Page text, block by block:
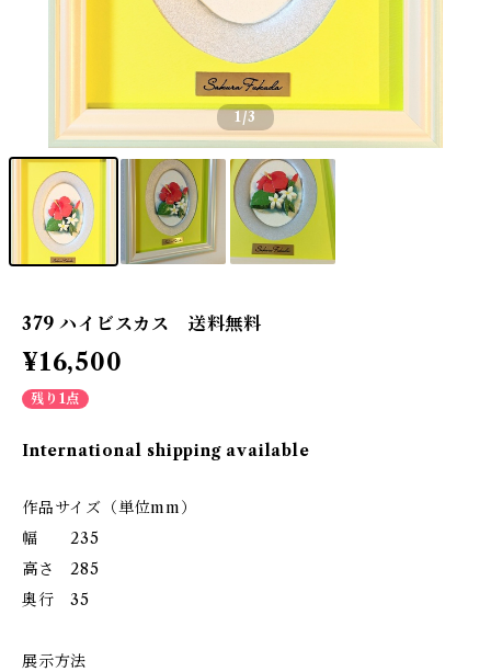
1/3
379 ハイビスカス 送料無料
¥16,500
残り1点
International shipping available
作品サイズ（単位mm）
幅 235
高さ 285
奥行 35
展示方法